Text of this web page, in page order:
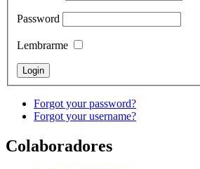
Password
Lembrarme
Forgot your password?
Forgot your username?
Colaboradores